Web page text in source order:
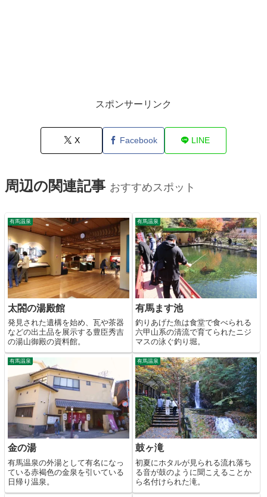
スポンサーリンク
X Facebook LINE
周辺の関連記事 おすすめスポット
有馬温泉
太閤の湯殿館
発見された遺構を始め、瓦や茶器
などの出土品を展示する豊臣秀吉
の湯山御殿の資料館。
有馬温泉
有馬ます池
釣りあげた魚は食堂で食べられる
六甲山系の清流で育てられたニジ
マスの泳ぐ釣り堀。
有馬温泉
金の湯
有馬温泉の外湯として有名になっ
ている赤褐色の金泉を引いている
日帰り温泉。
有馬温泉
鼓ヶ滝
初夏にホタルが見られる流れ落ち
る音が鼓のように聞こえることか
ら名付けられた滝。